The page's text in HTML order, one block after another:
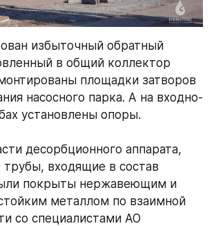
избыточный обратный
в общий коллектор
площадки затворов
насосного парка. А на входно-
установлены опоры.
десорбционного аппарата,
входящие в состав
покрыты нержавеющим и
металлом по взаимной
со специалистами АО